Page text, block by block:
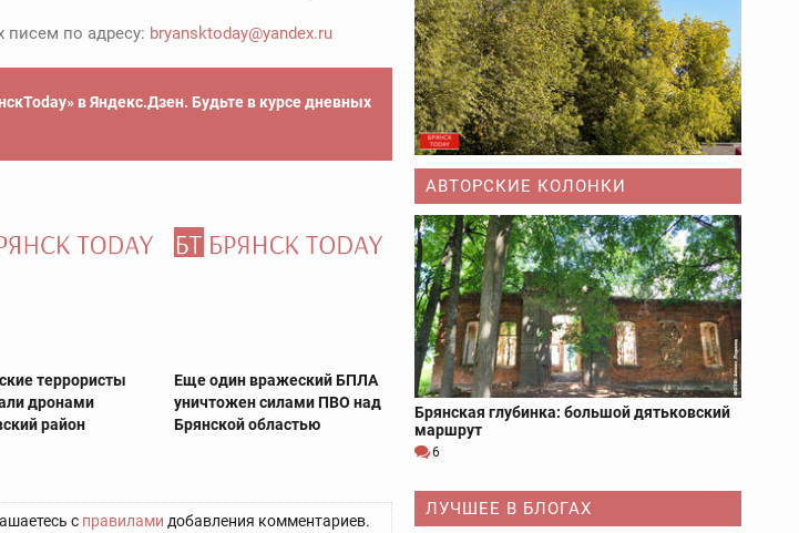
писем по адресу: bryansktoday@yandex.ru
в Яндекс.Дзен. Будьте в курсе дневных
террористы
дронами
район
Еще один вражеский БПЛА
уничтожен силами ПВО над
Брянской областью
с правилами добавления комментариев.
АВТОРСКИЕ КОЛОНКИ
Брянская глубинка: большой дятьковский
маршрут
6
ЛУЧШЕЕ В БЛОГАХ